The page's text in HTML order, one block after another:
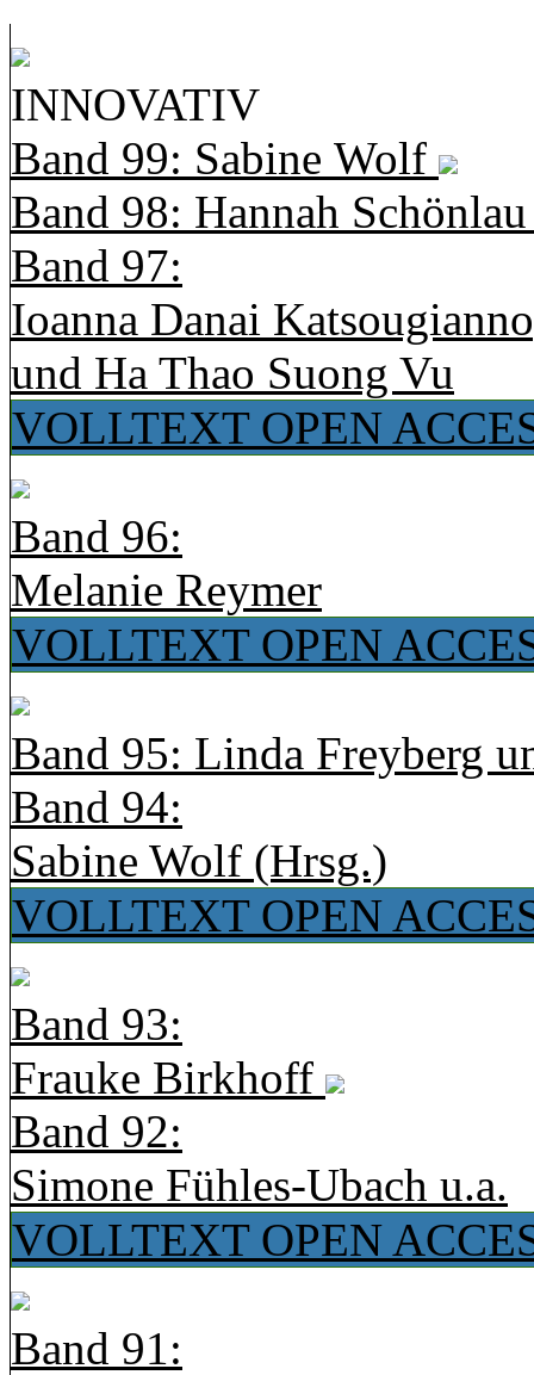
INNOVATIV
Band 99: Sabine Wolf
Band 98: Hannah
Band 97:
Ioanna Danai
und Ha Thao Suong Vu
VOLLTEXT OPEN
Band 96:
Melanie Reymer
VOLLTEXT OPEN
Band 95: Linda Freyberg
Band 94:
Sabine Wolf (Hrsg.)
VOLLTEXT OPEN
Band 93:
Frauke Birkhoff
Band 92:
Simone Fühles-Ubach u.a.
VOLLTEXT OPEN
Band 91: